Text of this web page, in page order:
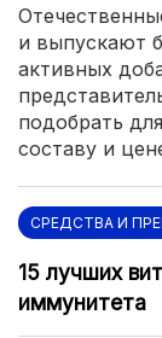
и выпускают
активных
подобрать
составу и
СРЕДСТВА И
15 лучших
иммунитета